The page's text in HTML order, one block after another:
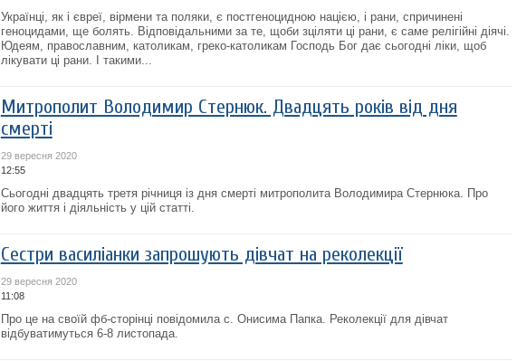
Українці, як і євреї, вірмени та поляки, є постгеноцидною нацією, і рани, спричинені
геноцидами, ще болять. Відповідальними за те, щоби зціляти ці рани, є саме релігійні діячі.
Юдеям, православним, католикам, греко-католикам Господь Бог дає сьогодні ліки, щоб
лікувати ці рани. І такими...
Митрополит Володимир Стернюк. Двадцять років від дня
смерті
29 вересня 2020
12:55
Сьогодні двадцять третя річниця із дня смерті митрополита Володимира Стернюка. Про
його життя і діяльність у цій статті.
Сестри василіанки запрошують дівчат на реколекції
29 вересня 2020
11:08
Про це на своїй фб-сторінці повідомила с. Онисима Папка. Реколекції для дівчат
відбуватимуться 6-8 листопада.